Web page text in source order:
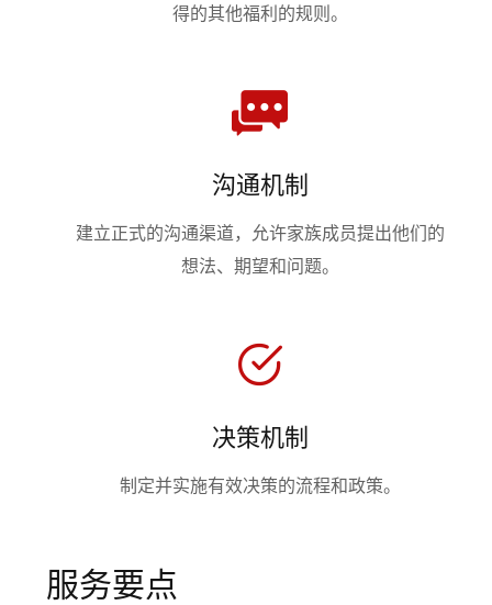
得的其他福利的规则。
沟通机制
建立正式的沟通渠道，允许家族成员提出他们的
想法、期望和问题。
决策机制
制定并实施有效决策的流程和政策。
服务要点